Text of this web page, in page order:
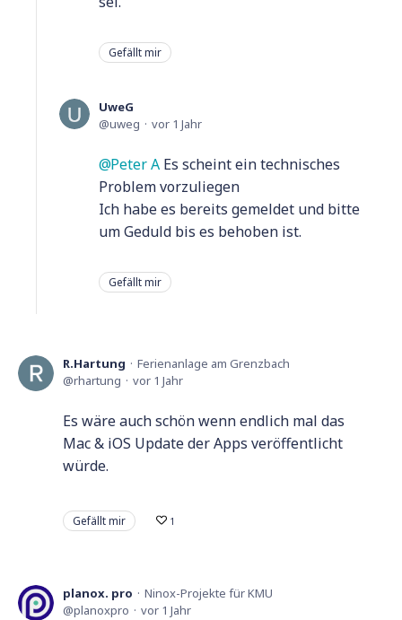
Gefällt mir
UweG
uweg
vor 1 Jahr
Peter A Es scheint ein technisches
Problem vorzuliegen
Ich habe es bereits gemeldet und bitte
um Geduld bis es behoben ist.
Gefällt mir
R.Hartung
Ferienanlage am Grenzbach
rhartung
vor 1 Jahr
Es wäre auch schön wenn endlich mal das
Mac & iOS Update der Apps veröffentlicht
würde.
Gefällt mir 1
planox. pro
Ninox-Projekte für KMU
planoxpro
vor 1 Jahr